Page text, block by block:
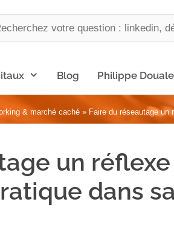
Blog Philippe Douale
& marché caché » Faire du réseautage
un
dans